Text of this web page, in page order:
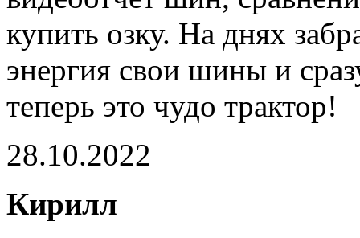
купить озку. На днях
энергия свои шины и
теперь это чудо трактор!
28.10.2022
Кирилл